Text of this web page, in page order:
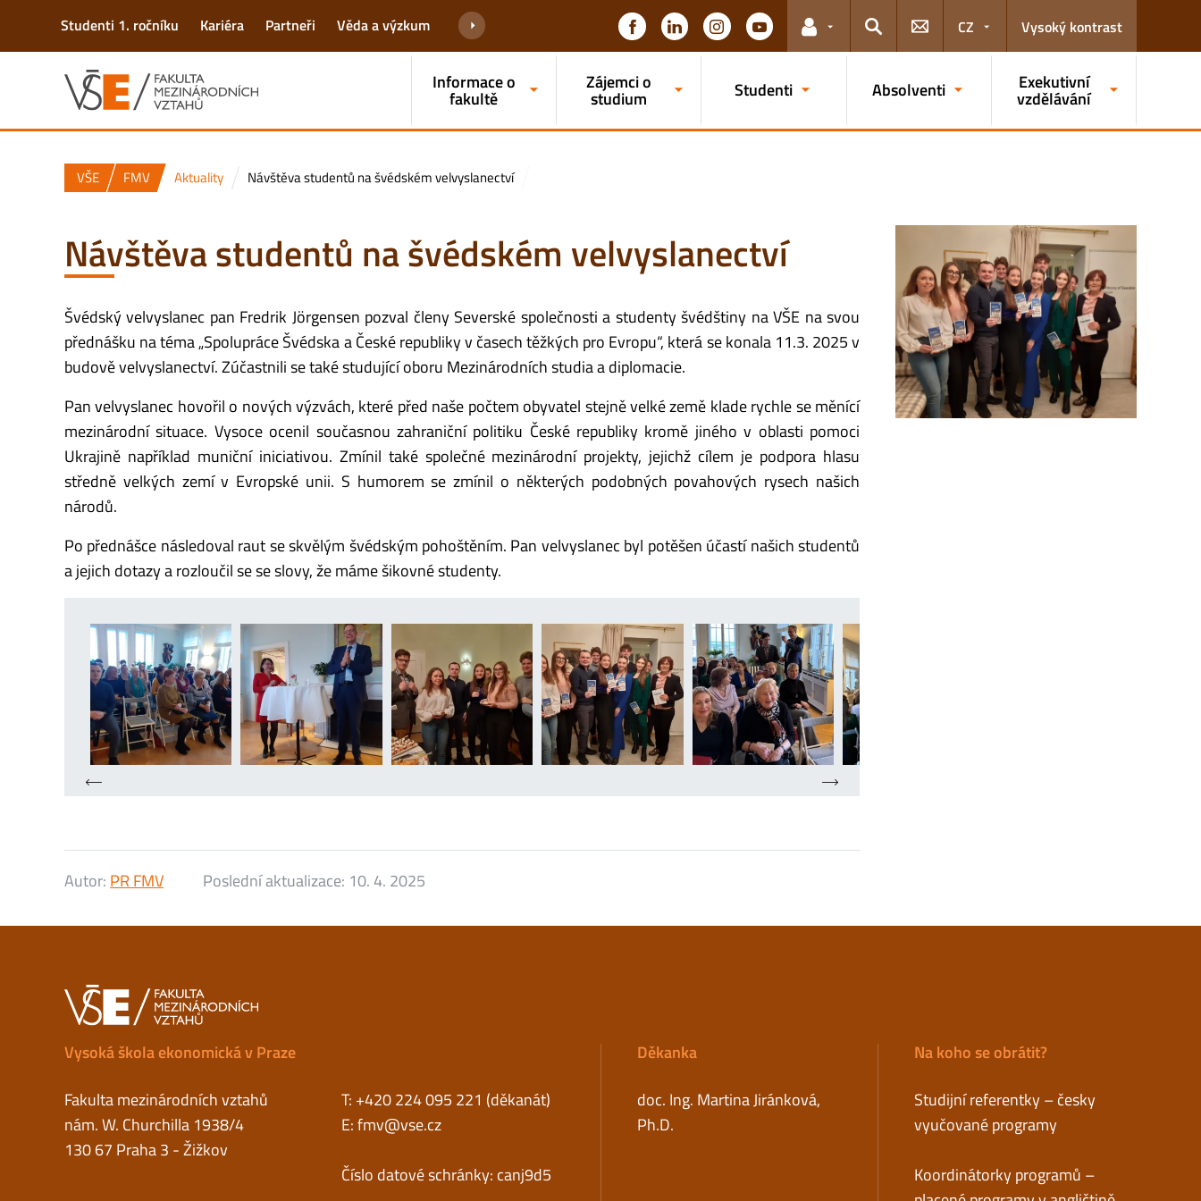
Studenti 1. ročníku Kariéra Partneři Věda a výzkum
Odkazy pro uživatele
Hledat
CZ Vysoký kontrast
Informace o
fakultě
Zájemci o
studium Studenti Absolventi Exekutivní
vzdělávání
VŠE FMV Aktuality Návštěva studentů na švédském velvyslanectví
Návštěva studentů na švédském velvyslanectví
Švédský velvyslanec pan Fredrik Jörgensen pozval členy Severské společnosti a studenty švédštiny na VŠE na svou
přednášku na téma „Spolupráce Švédska a České republiky v časech těžkých pro Evropu“, která se konala 11.3. 2025 v
budově velvyslanectví.Zúčastnili se také studující oboru Mezinárodních studia a diplomacie.
Pan velvyslanec hovořil o nových výzvách, které před naše počtem obyvatel stejně velké země klade rychle se měnící
mezinárodní situace. Vysoce ocenil současnou zahraniční politiku České republiky kromě jiného v oblasti pomoci
Ukrajině například muniční iniciativou. Zmínil také společné mezinárodní projekty, jejichž cílem je podpora hlasu
středně velkých zemí v Evropské unii. S humorem se zmínil o některých podobných povahových rysech našich
národů.
Po přednášce následoval raut se skvělým švédským pohoštěním. Pan velvyslanec byl potěšen účastí našich studentů
a jejich dotazy a rozloučil se se slovy, že máme šikovné studenty.
Autor: PR FMV Poslední aktualizace: 10. 4. 2025
Vysoká škola ekonomická v Praze
Fakulta mezinárodních vztahů
nám. W. Churchilla 1938/4
130 67 Praha 3 - Žižkov
T: +420 224 095 221 (děkanát)
E:fmv@vse.cz
Číslo datové schránky: canj9d5
Děkanka
doc. Ing. Martina Jiránková,
Ph.D.
Na koho se obrátit?
Studijní referentky – česky
vyučované programy
Koordinátorky programů –